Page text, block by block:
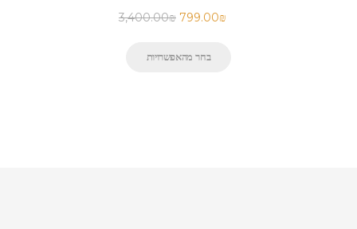
3,400.00₪ 799.00₪
בחר מהאפשרויות